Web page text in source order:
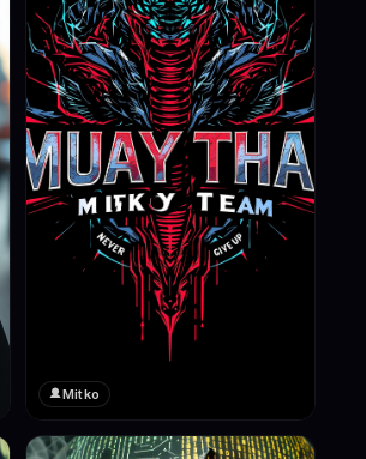
Mitko